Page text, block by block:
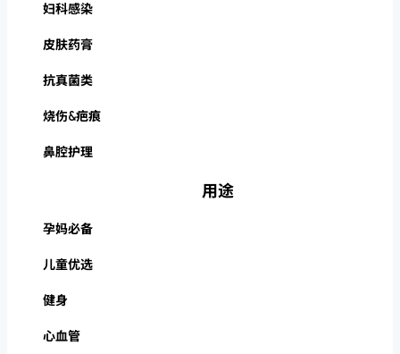
妇科感染
皮肤药膏
抗真菌类
烧伤&疤痕
鼻腔护理
用途
孕妈必备
儿童优选
健身
心血管